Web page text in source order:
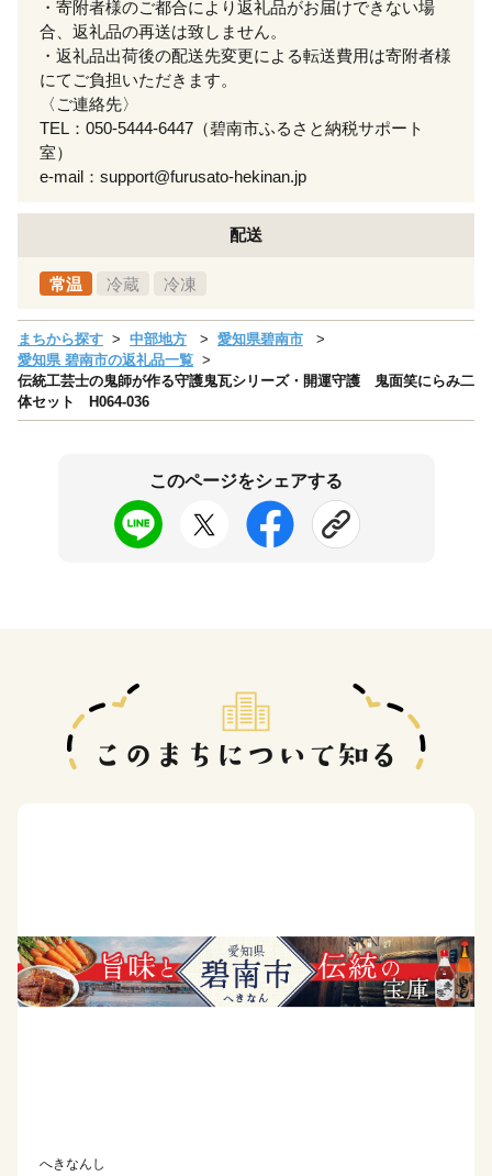
・寄附者様のご都合により返礼品がお届けできない場
合、返礼品の再送は致しません。
・返礼品出荷後の配送先変更による転送費用は寄附者様
にてご負担いただきます。
〈ご連絡先〉
TEL：050-5444-6447（碧南市ふるさと納税サポート
室）
e-mail：support@furusato-hekinan.jp
配送
常温 冷蔵 冷凍
まちから探す 中部地方
愛知県碧南市
愛知県 碧南市の返礼品一覧
伝統工芸士の鬼師が作る守護鬼瓦シリーズ・開運守護 鬼面笑にらみ二
体セット H064-036
このページをシェアする
へきなんし